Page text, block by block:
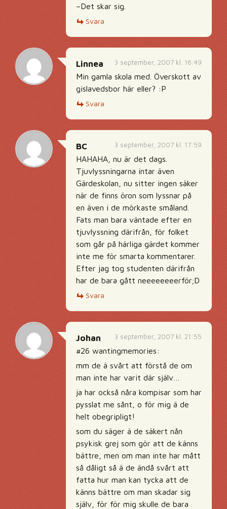
–Det skar sig.
Svara
3 september, 2007 kl. 16:49
Linnea
Min gamla skola med. Överskott av
gislavedsbor här eller? :P
Svara
3 september, 2007 kl. 17:59
BC
HAHAHA, nu är det dags.
Tjuvlyssningarna intar även
Gärdeskolan, nu sitter ingen säker
när de finns öron som lyssnar på
en även i de mörkaste småland.
Fats man bara väntade efter en
tjuvlyssning därifrån, för folket
som går på härliga gärdet kommer
inte me för smarta kommentarer.
Efter jag tog studenten därifrån
har de bara gått neeeeeeeerför;D
Svara
3 september, 2007 kl. 21:55
Johan
#26 wantingmemories:
mm de ä svårt att förstå de om
man inte har varit där själv…
ja har också nåra kompisar som har
pysslat me sånt, o för mig ä de
helt obegripligt!
som du säger ä de säkert nån
psykisk grej som gör att de känns
bättre, men om man inte har mått
så dåligt så ä de ändå svårt att
fatta hur man kan tycka att de
känns bättre om man skadar sig
själv, för för mig skulle de bara